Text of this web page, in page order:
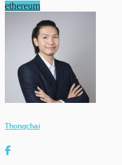
ethereum
Thongchai